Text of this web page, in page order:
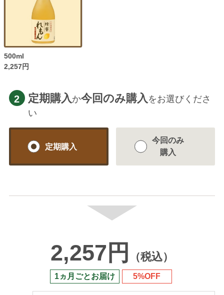
500ml
2,257円
2 定期購入 か今回のみ購入 をお選びくださ
い
定期購入
今回のみ
購入
2,257円 （税込）
1ヵ月ごとお届け 5%OFF